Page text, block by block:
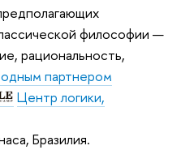
философии —
рациональность,
партнером
Центр логики,
Бразилия.